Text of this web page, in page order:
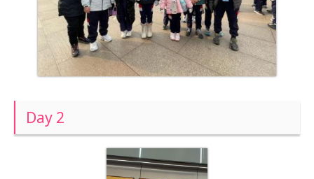
Day 2